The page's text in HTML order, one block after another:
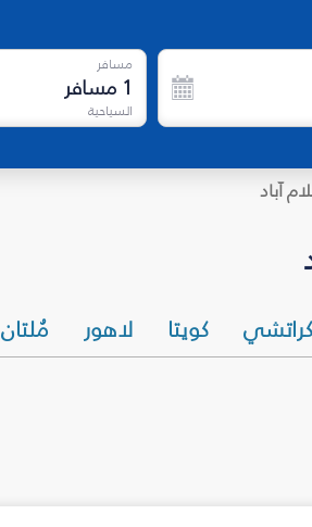
مسافر
1 مسافر
السياحية
آباد
كراتشي كويتا لاهور مُلتان